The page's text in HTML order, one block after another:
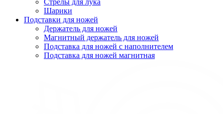
Стрелы для лука
Шарики
Подставки для ножей
Держатель для ножей
Магнитный держатель для ножей
Подставка для ножей с наполнителем
Подставка для ножей магнитная